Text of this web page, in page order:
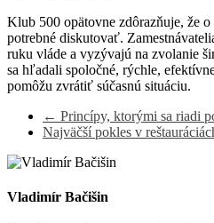
Klub 500 opätovne zdôrazňuje, že
potrebné diskutovať.
ruku vláde a vyzývajú na zvolanie
sa hľadali spoločné, rýchle,
pomôžu zvrátiť súčasnú situáciu.
← Princípy, ktorými sa riadi
Najväčší pokles v
Vladimír Bačišin